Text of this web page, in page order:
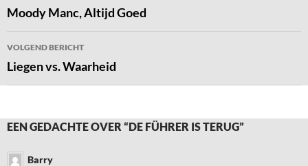
navigatie
Moody Manc, Altijd Goed
VOLGEND BERICHT
Liegen vs. Waarheid
EEN GEDACHTE OVER “DE FÜHRER IS TERUG”
Barry